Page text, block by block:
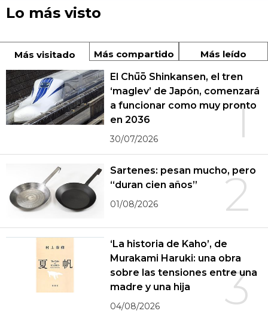
Lo más visto
Más visitado Más compartido Más leído
1
El Chūō Shinkansen, el tren
‘maglev’ de Japón, comenzará
a funcionar como muy pronto
en 2036
30/07/2026
2
Sartenes: pesan mucho, pero
“duran cien años”
01/08/2026
3
‘La historia de Kaho’, de
Murakami Haruki: una obra
sobre las tensiones entre una
madre y una hija
04/08/2026